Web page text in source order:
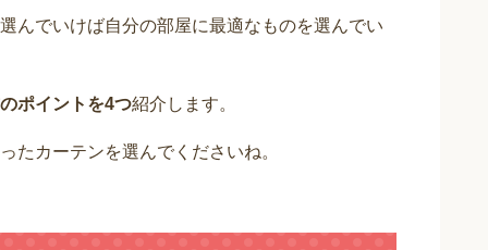
んでいけば自分の部屋に最適なものを選んでい
ポイントを4つ紹介します。
たカーテンを選んでくださいね。